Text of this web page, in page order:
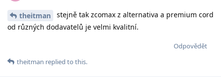
theitman
stejně tak zcomax z alternativa a premium cord
od různých dodavatelů je velmi kvalitní.
Odpovědět
theitman replied to this.